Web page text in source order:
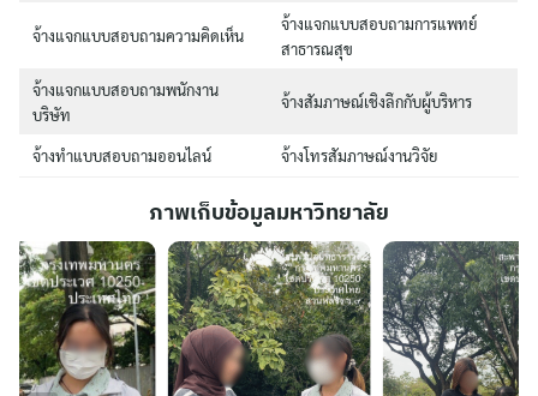
จ้างแจกแบบสอบถามความคิดเห็น
จ้างแจกแบบสอบถามการแพทย์
สาธารณสุข
จ้างแจกแบบสอบถามพนักงาน
บริษัท
จ้างสัมภาษณ์เชิงลึกกับผู้บริหาร
จ้างทำแบบสอบถามออนไลน์ จ้างโทรสัมภาษณ์งานวิจัย
ภาพเก็บข้อมูลมหาวิทยาลัย